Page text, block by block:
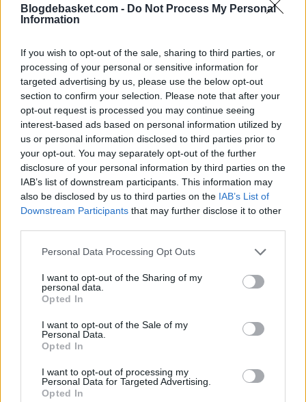
Blogdebasket.com - Do Not Process My Personal
Information
If you wish to opt-out of the sale, sharing to third parties, or
processing of your personal or sensitive information for
targeted advertising by us, please use the below opt-out
section to confirm your selection. Please note that after your
opt-out request is processed you may continue seeing
interest-based ads based on personal information utilized by
us or personal information disclosed to third parties prior to
your opt-out. You may separately opt-out of the further
disclosure of your personal information by third parties on the
IAB’s list of downstream participants. This information may
also be disclosed by us to third parties on the IAB’s List of
Downstream Participants that may further disclose it to other
Personal Data Processing Opt Outs
I want to opt-out of the Sharing of my
personal data.
Opted In
I want to opt-out of the Sale of my
Personal Data.
Opted In
I want to opt-out of processing my
Personal Data for Targeted Advertising.
Opted In
enfoque fue aportar en todas las facetas del juego para
El entrenador JJ Redick subrayó la influencia del
jugador, destacando su capacidad para generar juego
en la primera mitad y asumir la responsabilidad
anotadora cuando el partido lo requería, además de su
implicación defensiva.
Image
Ante la falta de anotación habitual de Doncic y Reaves,
James encontró en Luke Kennard a su principal aliado
en playoffs, con una destacada eficacia en el tiro,
Kennard, que llegó procedente de los Atlanta Hawks en